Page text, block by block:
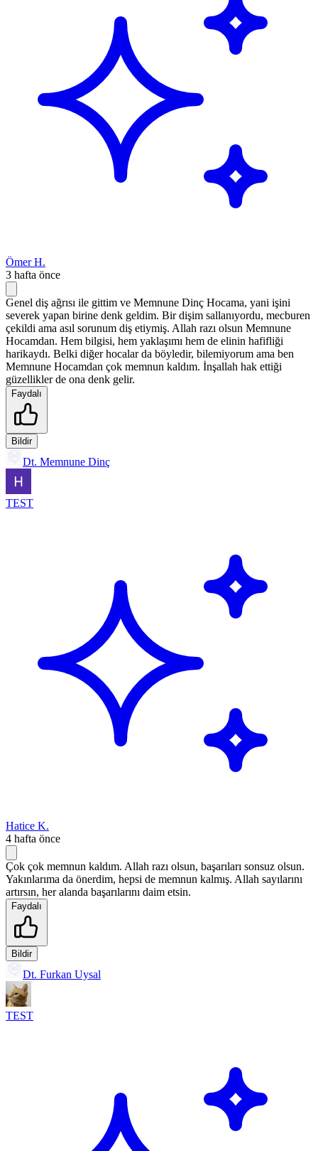
Ömer H.
3 hafta önce
Genel diş ağrısı ile gittim ve Memnune Dinç Hocama, yani işini
severek yapan birine denk geldim. Bir dişim sallanıyordu, mecburen
çekildi ama asıl sorunum diş etiymiş. Allah razı olsun Memnune
Hocamdan. Hem bilgisi, hem yaklaşımı hem de elinin hafifliği
harikaydı. Belki diğer hocalar da böyledir, bilemiyorum ama ben
Memnune Hocamdan çok memnun kaldım. İnşallah hak ettiği
güzellikler de ona denk gelir.
Faydalı
Bildir
Dt. Memnune Dinç
TEST
Hatice K.
4 hafta önce
Çok çok memnun kaldım. Allah razı olsun, başarıları sonsuz olsun.
Yakınlarıma da önerdim, hepsi de memnun kalmış. Allah sayılarını
artırsın, her alanda başarılarını daim etsin.
Faydalı
Bildir
Dt. Furkan Uysal
TEST